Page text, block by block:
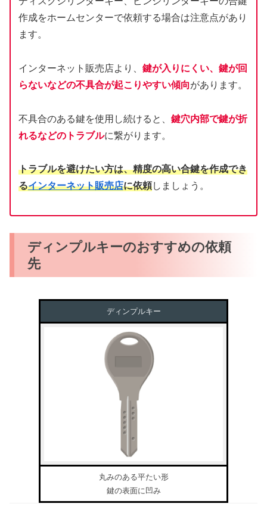
作成をホームセンターで依頼する場合は注意点があり
ます。
インターネット販売店より、 鍵が入りにくい、鍵が回
らないなどの不具合が起こりやすい傾向があります。
不具合のある鍵を使用し続けると、 鍵穴内部で鍵が折
れるなどのトラブルに繋がります。
トラブルを避けたい方は、精度の高い合鍵を作成でき
るインターネット販売店に依頼しましょう。
ディンプルキーのおすすめの依頼
先
ディンプルキー
丸みのある平たい形
鍵の表面に凹み